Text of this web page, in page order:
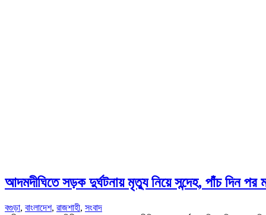
আদমদীঘিতে সড়ক দুর্ঘটনায় মৃত্যু নিয়ে সন্দেহ, পাঁচ দিন পর
বগুড়া, বাংলাদেশ, রাজশাহী, সংবাদ